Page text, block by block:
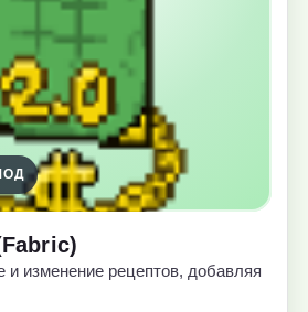
и изменение рецептов, добавляя